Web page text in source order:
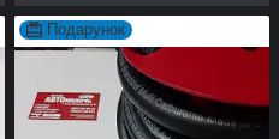
Подарунок